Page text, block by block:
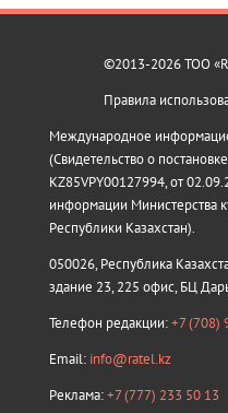
©2013-2026 ТОО
Правила
Международное
(Свидетельство о
KZ85VPY00127994, от
информации Министерства
Республики Казахстан).
050026, Республика
здание 23, 225 офис, БЦ
Телефон редакции:+7 (708)
Email: info@ratel.kz
Реклама:+7 (777) 233 50 13